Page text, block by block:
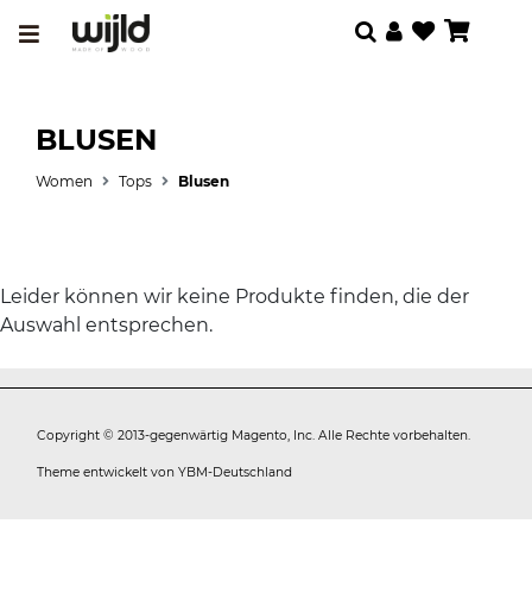
BLUSEN
Women Tops Blusen
Leider können wir keine Produkte finden, die der
Auswahl entsprechen.
Copyright © 2013-gegenwärtig Magento, Inc. Alle Rechte vorbehalten.
Theme entwickelt von YBM-Deutschland